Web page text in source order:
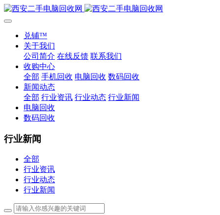
兑铺™
关于我们
公司简介 在线反馈 联系我们
收购中心
全部 手机回收 电脑回收 数码回收
新闻动态
全部 行业资讯 行业动态 行业新闻
电脑回收
数码回收
行业新闻
全部
行业资讯
行业动态
行业新闻